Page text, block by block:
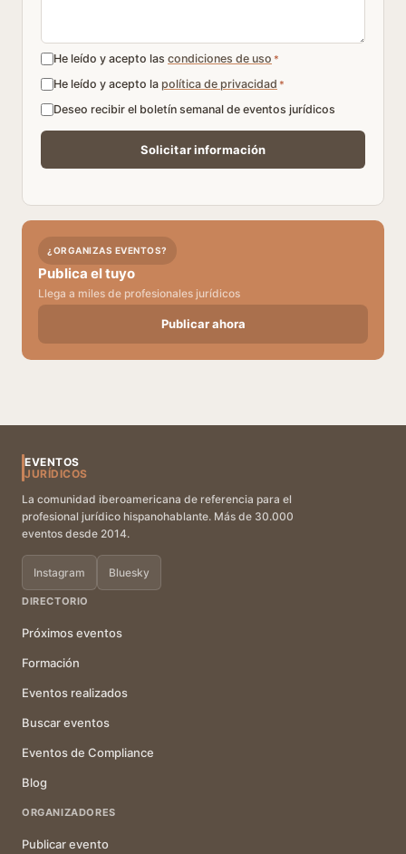
He leído y acepto las condiciones de uso *
He leído y acepto la política de privacidad *
Deseo recibir el boletín semanal de eventos jurídicos
¿ORGANIZAS EVENTOS?
Publica el tuyo
Llega a miles de profesionales jurídicos
Publicar ahora
EVENTOS
JURÍDICOS
La comunidad iberoamericana de referencia para el
profesional jurídico hispanohablante. Más de 30.000
eventos desde 2014.
Instagram Bluesky
DIRECTORIO
Próximos eventos
Formación
Eventos realizados
Buscar eventos
Eventos de Compliance
Blog
ORGANIZADORES
Publicar evento